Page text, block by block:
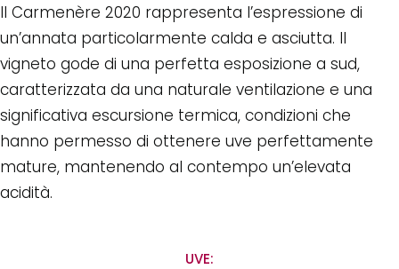
Il Carmenère 2020 rappresenta l’espressione di
un’annata particolarmente calda e asciutta. Il
vigneto gode di una perfetta esposizione a sud,
caratterizzata da una naturale ventilazione e una
significativa escursione termica, condizioni che
hanno permesso di ottenere uve perfettamente
mature, mantenendo al contempo un’elevata
acidità.
UVE: